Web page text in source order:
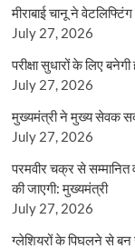
मीराबाई चानू ने
July 27, 2026
परीक्षा सुधारों के लिए बनेगी
July 27, 2026
मुख्यमंत्री ने मुख्य सेवक
July 27, 2026
परमवीर चक्र से
की जाएगी: मुख्यमंत्री
July 27, 2026
ग्लेशियरों के पिघलने से